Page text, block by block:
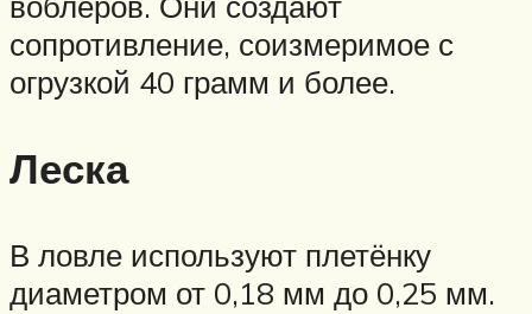
сопротивление, соизмеримое с
огрузкой 40 грамм и более.
Леска
В ловле используют плетёнку
диаметром от 0,18 мм до 0,25 мм.